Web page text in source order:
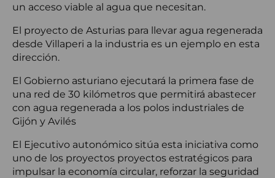
un acceso viable al agua que necesitan.
El proyecto de Asturias para llevar agua regenerada
desde Villaperi a la industria es un ejemplo en esta
dirección.
El Gobierno asturiano ejecutará la primera fase de
una red de 30 kilómetros que permitirá abastecer
con agua regenerada a los polos industriales de
Gijón y Avilés
El Ejecutivo autonómico sitúa esta iniciativa como
uno de los proyectos proyectos estratégicos para
impulsar la economía circular, reforzar la seguridad